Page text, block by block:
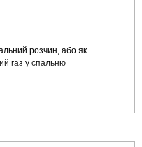
розчин, або як
газ у спальню